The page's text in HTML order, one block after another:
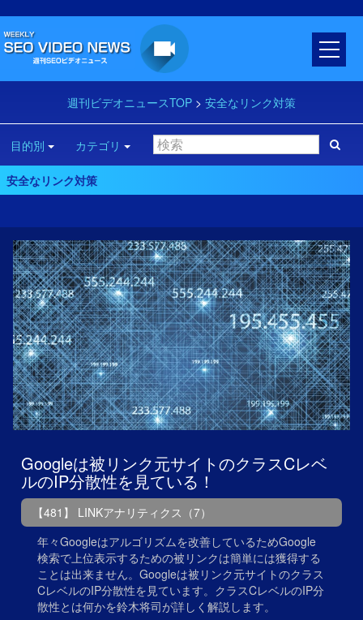
週刊ビデオニュースTOP > 安全なリンク対策
目的別 カテゴリ
安全なリンク対策
Googleは被リンク元サイトのクラスCレベ
ルのIP分散性を見ている！
【481】 LINKアナリティクス（7）
年々Googleはアルゴリズムを改善しているためGoogle
検索で上位表示するための被リンクは簡単には獲得する
ことは出来ません。Googleは被リンク元サイトのクラス
CレベルのIP分散性を見ています。クラスCレベルのIP分
散性とは何かを鈴木将司が詳しく解説します。